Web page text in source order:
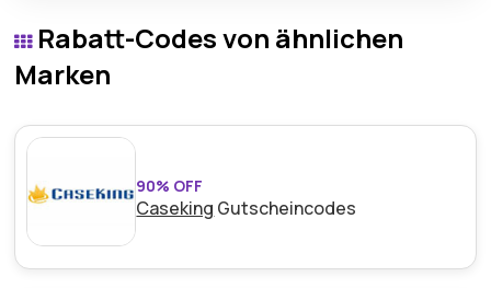
Preis.
Rabatt-Codes von ähnlichen
Marken
90% OFF
Caseking Gutscheincodes